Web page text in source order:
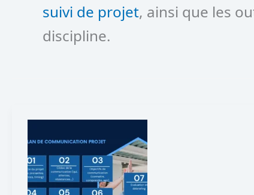
suivi de projet, ainsi que les
discipline.
ce
qu’un
plan